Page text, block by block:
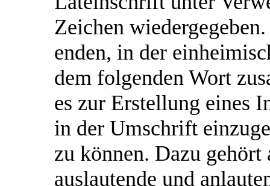
Zeichen
enden, in der
dem folgenden Wort
es zur Erstellung eines
in der Umschrift
zu können. Dazu
auslautende und